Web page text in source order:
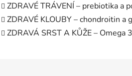
ZDRAVÉ TRÁVENÍ – prebiotika a
ZDRAVÉ KLOUBY – chondroitin a
ZDRAVÁ SRST A KŮŽE –